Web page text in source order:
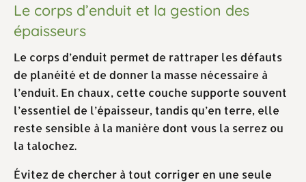
Le corps d’enduit et la gestion des
épaisseurs
Le corps d’enduit permet de rattraper les défauts
de planéité et de donner la masse nécessaire à
l’enduit. En chaux, cette couche supporte souvent
l’essentiel de l’épaisseur, tandis qu’en terre, elle
reste sensible à la manière dont vous la serrez ou
la talochez.
Évitez de chercher à tout corriger en une seule